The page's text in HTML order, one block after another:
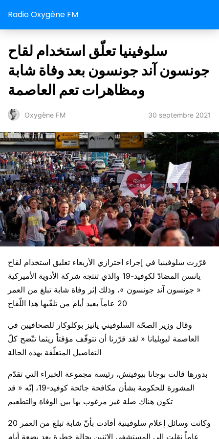
Radio Oxygène FM
سلوفينيا تعلّق استخدام لقاح
جونسون آند جونسون بعد وفاة شابة
ومظاهرات تعم العاصمة
Oxygène FM 30 septembre 2021
قرّرت سلوفينيا في إجراء احترازي الأربعاء تعليق استخدام لقاح
يانسن المضادّ لكوفيد-19 والذي تنتجه شركة الأدوية الأميركية
« جونسون آند جونسون »، وذلك إثر وفاة شابة تبلغ من العمر
20 عاماً بعيد أيام من تلقّيها هذا اللّقاح
وقال وزير الصحّة السلوفيني يانيز بوكلوكار للصحافيين في
العاصمة ليوبليانا « لقد قرّرنا أن نتوقّف مؤقتاً ريثما تتّضح كلّ
التفاصيل المتعلّقة بهذه الحالة
بدورها قالت بوجانا بيوفيتش، رئيسة مجموعة الخبراء التي تقدّم
المشورة للحكومة بشأن مكافحة جائحة كوفيد-19، إنّه « قد
تكون هناك صلة غير مرغوب بها بين الوفاة والتطعيم
وكانت وسائل إعلام سلوفينية أفادت بأنّ شابة تبلغ من العمر 20
عاماً نقلت إلى المستشفى الإثنين بحالة خطرة بعد بضعة أيام